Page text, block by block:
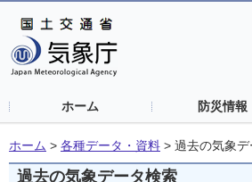
ホーム 防災情報
ホーム > 各種データ・資料 > 過去の気象
過去の気象データ検索